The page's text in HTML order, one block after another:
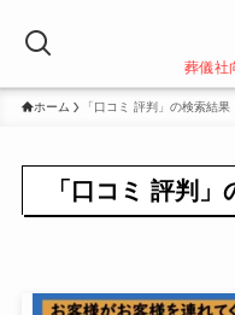
葬儀社
ホーム 「口コミ 評判」の検索結果
「口コミ 評判」